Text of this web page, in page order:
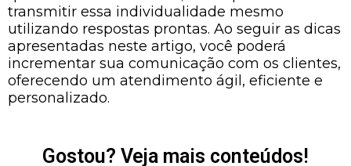
transmitir essa individualidade mesmo
utilizando respostas prontas. Ao seguir as dicas
apresentadas neste artigo, você poderá
incrementar sua comunicação com os clientes,
oferecendo um atendimento ágil, eficiente e
personalizado.
Gostou? Veja mais conteúdos!